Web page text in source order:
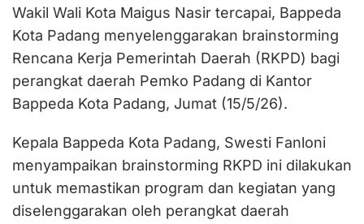
Wakil Wali Kota Maigus Nasir tercapai, Bappeda
Kota Padang menyelenggarakan brainstorming
Rencana Kerja Pemerintah Daerah (RKPD) bagi
perangkat daerah Pemko Padang di Kantor
Bappeda Kota Padang, Jumat (15/5/26).
Kepala Bappeda Kota Padang, Swesti Fanloni
menyampaikan brainstorming RKPD ini dilakukan
untuk memastikan program dan kegiatan yang
diselenggarakan oleh perangkat daerah